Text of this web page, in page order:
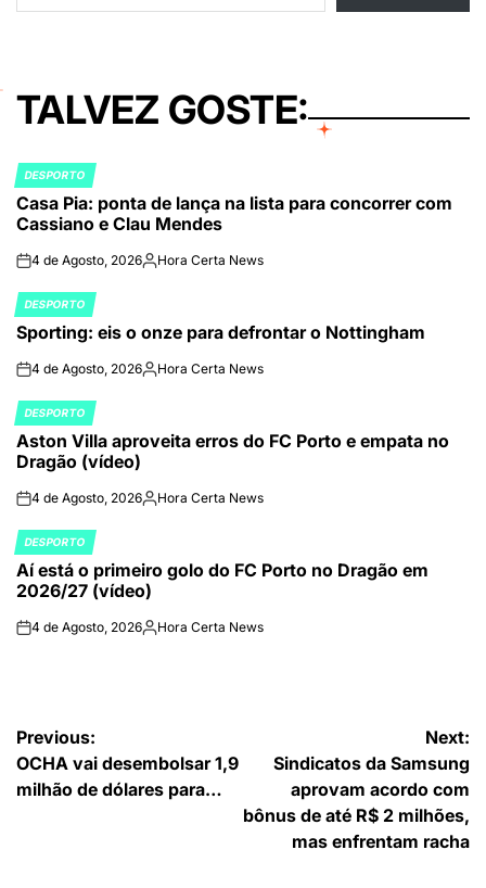
TALVEZ GOSTE:
POSTED
IN
DESPORTO
Casa Pia: ponta de lança na lista para concorrer com
Cassiano e Clau Mendes
on4 de Agosto, 2026Publicado
Hora Certa News
POSTED
IN
DESPORTO
Sporting: eis o onze para defrontar o Nottingham
on4 de Agosto, 2026Publicado
Hora Certa News
POSTED
IN
DESPORTO
Aston Villa aproveita erros do FC Porto e empata no
Dragão (vídeo)
on4 de Agosto, 2026Publicado
Hora Certa News
POSTED
IN
DESPORTO
Aí está o primeiro golo do FC Porto no Dragão em
2026/27 (vídeo)
on4 de Agosto, 2026Publicado
Hora Certa News
Navegação
de
Previous:
OCHA vai desembolsar 1,9
milhão de dólares para…
Next:
Sindicatos da Samsung
aprovam acordo com
bônus de até R$ 2 milhões,
mas enfrentam racha